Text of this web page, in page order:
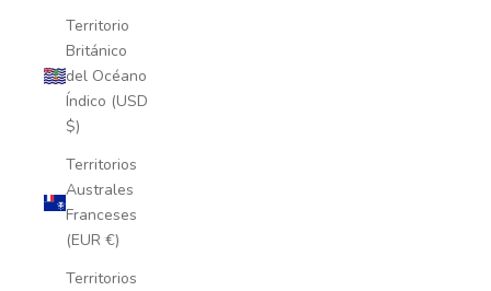
Territorio
Británico
del Océano
Índico (USD
$)
Territorios
Australes
Franceses
(EUR €)
Territorios